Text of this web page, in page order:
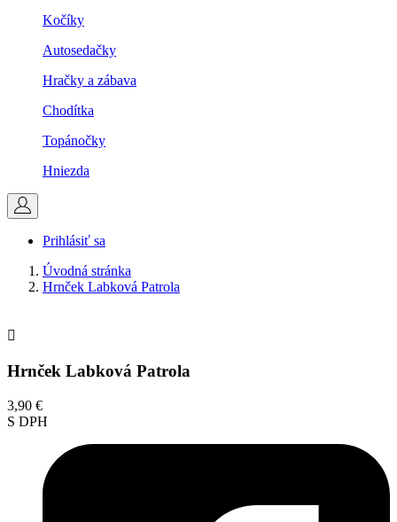
Kočíky
Autosedačky
Hračky a zábava
Chodítka
Topánočky
Hniezda
Prihlásiť sa
Úvodná stránka
Hrnček Labková Patrola

Hrnček Labková Patrola
3,90 €
S DPH